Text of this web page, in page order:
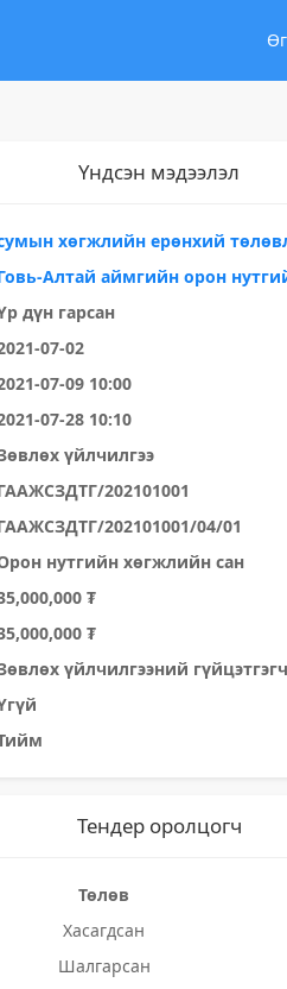
Үндсэн мэдээлэл
хөгжлийн ерөнхий
Алтай аймгийн орон
дүн гарсан
07-02
07-09 10:00
07-28 10:10
үйлчилгээ
202101001
202101001/04/01
нутгийн хөгжлийн сан
₮
₮
үйлчилгээний
Тендер оролцогч
Төлөв
Хасагдсан
Шалгарсан